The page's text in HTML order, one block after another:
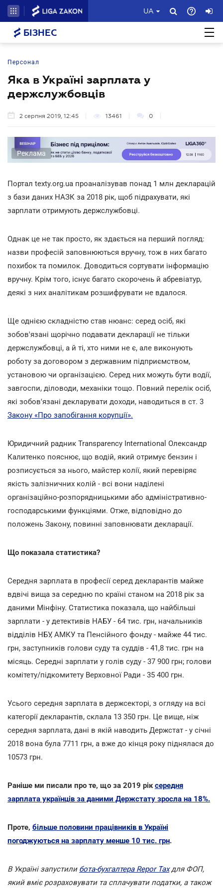
UA
БІЗНЕС
Персонал
Яка в Україні зарплата у
держслужбовців
2 серпня 2019, 12:45 13461 0
Реклама
Портал texty.org.ua проаналізував понад 1 млн декларацій
з бази даних НАЗК за 2018 рік, щоб підрахувати, які
зарплати отримують держслужбовці.
Однак це не так просто, як здається на перший погляд:
назви професій заповнюються вручну, тож в них багато
похибок та помилок. Доводиться сортувати інформацію
вручну. Крім того, існує багато скорочень й абревіатур,
деякі з них аналітикам розшифрувати не вдалося.
Ще однією складністю став нюанс: серед осіб, які
зобов'язані щорічно подавати декларації не тільки
держслужбовці, а й ті, хто ними не є, але виконують
роботу за договором з державним підприємством,
установою чи організацією. Серед них можуть бути водії,
завгоспи, діловоди, механіки тощо. Повний перелік осіб,
які зобов'язані декларувати доходи, наводиться в ст. 3
Закону «Про запобігання корупції».
Юридичний радник Transparency International Олександр
Калитенко пояснює, що водій, який отримує бензин і
розписується за нього, майстер колії, який перевіряє
якість залізничних колій - всі вони наділені
організаційно-розпорядницькими або адміністративно-
господарськими функціями. Отже, відповідно до
положень Закону, повинні заповнювати декларації.
Що показала статистика?
Середня зарплата в професії серед декларантів майже
вдвічі вища за середню по країні станом на 2018 рік за
даними Мінфіну. Статистика показала, що найбільші
зарплати - у детективів НАБУ - 64 тис. грн, начальників
відділів НБУ, АМКУ та Пенсійного фонду - майже 44 тис.
грн, заступників голови суду та суддів - 41,8 тис. грн на
місяць. Середні зарплати у голів суду - 37 900 грн; голови
комітету/підкомитету Верховної Ради - 35 400 грн.
Усього середня зарплата в держсекторі, з огляду на всі
категорії декларантів, склала 13 350 грн. Це вище, ніж
середня зарплата, дані в якій наводить Держстат - у січні
2018 вона була 7711 грн, а вже до кінця року піднялася до
10573 грн.
Раніше ми писали про те, що за 2019 ріксередня
зарплата українців за даними Держстату зросла на 18%.
Проте, більше половини працівників в Україні
погоджуються на зарплату менше 10 тис. грн.
В Україні запустили бота-бухгалтера Repor Taxдля ФОП,
який вміє розраховувати та сплачувати податки, а також